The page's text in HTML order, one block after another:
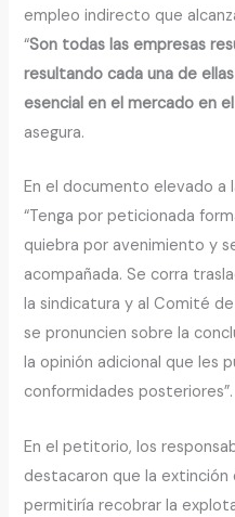
empleo indirecto que
“Son todas las empresas
resultando cada una de
esencial en el mercado en
asegura.
En el documento elevado a
“Tenga por peticionada
quiebra por avenimiento y
acompañada. Se corra
la sindicatura y al Comité
se pronuncien sobre la
la opinión adicional que les
conformidades posteriores”.
En el petitorio, los
destacaron que la
permitiría recobrar la